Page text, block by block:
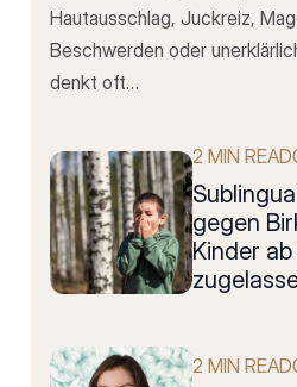
Hautausschlag, Juckreiz,
Beschwerden oder
denkt oft…
2 MIN READ
gegen
Kinder
2 MIN READ